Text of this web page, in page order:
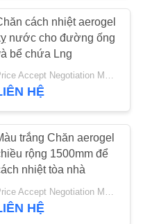
763
cách nhiệt aerogel
nước cho đường ống
bể chứa Lng
Price Accept Negotiation MOQ:Một cuộn
HỆ
trắng Chăn aerogel
rộng 1500mm để
nhiệt tòa nhà
HỆ